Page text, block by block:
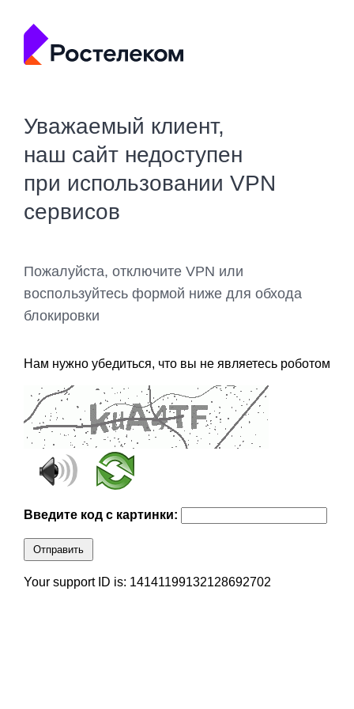
Уважаемый клиент,
наш сайт недоступен
при использовании VPN
сервисов
Пожалуйста, отключите VPN или
воспользуйтесь формой ниже для обхода
блокировки
Нам нужно убедиться, что вы не являетесь роботом
Введите код с картинки:
Отправить
Your support ID is: 14141199132128692702